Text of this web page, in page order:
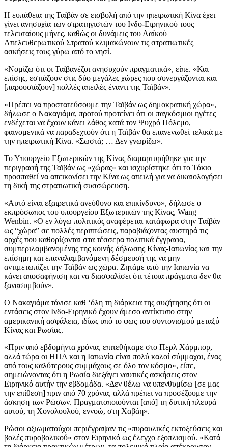
Η ευπάθεια της Ταϊβάν σε εισβολή από την ηπειρωτική Κίνα έχει
γίνει ανησυχία των στρατηγιστών του Ινδο-Ειρηνικού τους
τελευταίους μήνες, καθώς οι δυνάμεις του Λαϊκού
Απελευθερωτικού Στρατού κλιμακώνουν τις στρατιωτικές
ασκήσεις τους γύρω από το νησί.
«Νομίζω ότι οι Ταϊβανέζοι ανησυχούν πραγματικά», είπε. «Και
επίσης, εστιάζουν στις δύο μεγάλες χώρες που συνεργάζονται και
[παρουσιάζουν] πολλές απειλές έναντι της Ταϊβάν».
«Πρέπει να προστατεύσουμε την Ταϊβάν ως δημοκρατική χώρα»,
δήλωσε ο Νακαγιάμα, προτού προτείνει ότι οι παγκόσμιοι ηγέτες
ενδέχεται να έχουν κάνει λάθος κατά τον Ψυχρό Πόλεμο,
φαινομενικά να παραδεχτούν ότι η Ταϊβάν θα επανενωθεί τελικά με
την ηπειρωτική Κίνα. «Σωστά; … Δεν γνωρίζω».
Το Υπουργείο Εξωτερικών της Κίνας διαμαρτυρήθηκε για την
περιγραφή της Ταϊβάν ως «χώρας» και ισχυρίστηκε ότι το Τόκιο
προσπαθεί να απεικονίσει την Κίνα ως απειλή για να δικαιολογήσει
τη δική της στρατιωτική συσσώρευση.
«Αυτό είναι εξαιρετικά ανεύθυνο και επικίνδυνο», δήλωσε ο
εκπρόσωπος του υπουργείου Εξωτερικών της Κίνας, Wang
Wenbin. «Ο εν λόγω πολιτικός αναφέρεται κατάφωρα στην Ταϊβάν
ως “χώρα” σε πολλές περιπτώσεις, παραβιάζοντας αυστηρά τις
αρχές που καθορίζονται στα τέσσερα πολιτικά έγγραφα,
συμπεριλαμβανομένης της κοινής δήλωσης Κίνας-Ιαπωνίας και την
επίσημη και επαναλαμβανόμενη δέσμευσή της να μην
αντιμετωπίζει την Ταϊβάν ως χώρα. Ζητάμε από την Ιαπωνία να
κάνει αποσαφήνιση και να διασφαλίσει ότι τέτοια πράγματα δεν θα
ξανασυμβούν».
Ο Νακαγιάμα τόνισε καθ ‘όλη τη διάρκεια της συζήτησης ότι οι
εντάσεις στον Ινδο-Ειρηνικό έχουν άμεσο αντίκτυπο στην
αμερικανική ασφάλεια, ιδίως υπό το φως του συντονισμού μεταξύ
Κίνας και Ρωσίας.
«Πριν από εβδομήντα χρόνια, επιτεθήκαμε στο Περλ Χάρμπορ,
αλλά τώρα οι ΗΠΑ και η Ιαπωνία είναι πολύ καλοί σύμμαχοι, ένας
από τους καλύτερους συμμάχους σε όλο τον κόσμο», είπε,
σημειώνοντας ότι η Ρωσία διεξάγει ναυτικές ασκήσεις στον
Ειρηνικό αυτήν την εβδομάδα. «Δεν θέλω να υπενθυμίσω [σε μας
την επίθεση] πριν από 70 χρόνια, αλλά πρέπει να προσέξουμε την
άσκηση των Ρώσων. Πραγματοποιούνται [από] τη δυτική πλευρά
αυτού, τη Χονολουλού, εννοώ, στη Χαβάη».
Ρώσοι αξιωματούχοι περιέγραψαν τις «πυραυλικές εκτοξεύσεις και
βολές πυροβολικού» στον Ειρηνικό ως έλεγχο εξοπλισμού. «Κατά